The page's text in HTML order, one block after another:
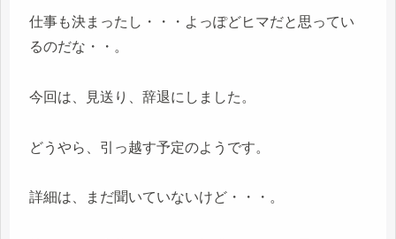
仕事も決まったし・・・よっぽどヒマだと思ってい
るのだな・・。
今回は、見送り、辞退にしました。
どうやら、引っ越す予定のようです。
詳細は、まだ聞いていないけど・・・。